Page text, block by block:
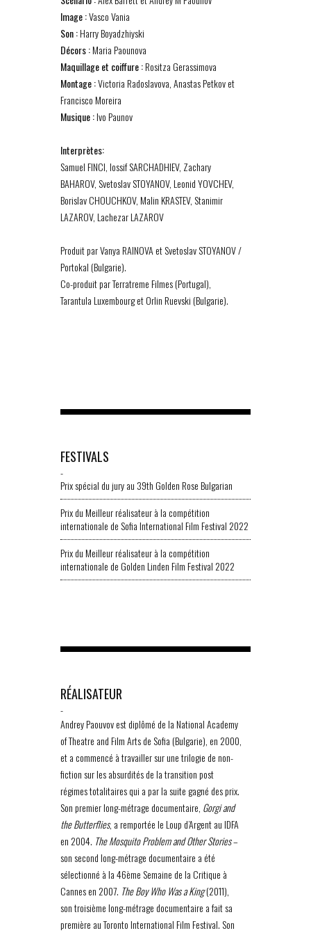
Image :Vasco Vania
Son :Harry Boyadzhiyski
Décors :Maria Paounova
Maquillage et coiffure :Rositza Gerassimova
Montage :Victoria Radoslavova, Anastas Petkov et
Francisco Moreira
Musique :Ivo Paunov
Interprètes:
Samuel FINCI, Iossif SARCHADHIEV, Zachary
BAHAROV, Svetoslav STOYANOV, Leonid YOVCHEV,
Borislav CHOUCHKOV, Malin KRASTEV, Stanimir
LAZAROV, Lachezar LAZAROV
Produit par Vanya RAINOVA et Svetoslav STOYANOV /
Portokal (Bulgarie).
Co-produit par Terratreme Filmes (Portugal),
Tarantula Luxembourg et Orlin Ruevski (Bulgarie).
FESTIVALS
-
Prix spécial du jury au 39th Golden Rose Bulgarian
Prix du Meilleur réalisateur à la compétition
internationale de Sofia International Film Festival 2022
Prix du Meilleur réalisateur à la compétition
internationale de Golden Linden Film Festival 2022
RÉALISATEUR
-
Andrey Paouvov est diplômé de la National Academy
of Theatre and Film Arts de Sofia (Bulgarie), en 2000,
et a commencé à travailler sur une trilogie de non-
fiction sur les absurdités de la transition post
régimes totalitaires qui a par la suite gagné des prix.
Son premier long-métrage documentaire, Gorgi and
the Butterflies, a remportée le Loup d’Argent au IDFA
en 2004. The Mosquito Problem and Other Stories–
son second long-métrage documentaire a été
sélectionné à la 46ème Semaine de la Critique à
Cannes en 2007. The Boy Who Was a King(2011),
son troisième long-métrage documentaire a fait sa
première au Toronto International Film Festival. Son